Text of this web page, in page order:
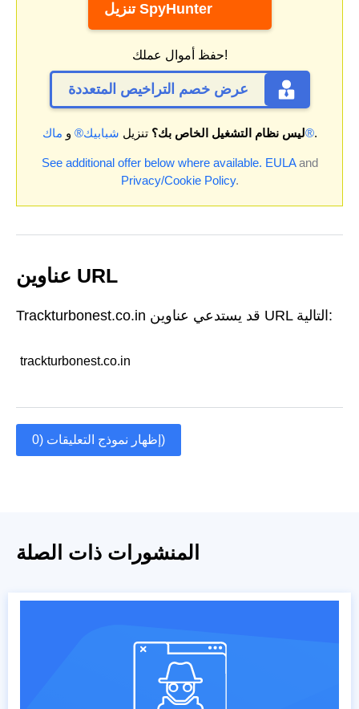
تنزيل SpyHunter
حفظ أموال عملك!
عرض خصم التراخيص المتعددة
ليس نظام التشغيل الخاص بك؟ تنزيل شبابيك® و ماك®.
See additional offer below where available. EULAand
Privacy/Cookie Policy.
عناوين URL
Trackturbonest.co.in قد يستدعي عناوين URL التالية:
trackturbonest.co.in
إظهار نموذج التعليقات (0)
المنشورات ذات الصلة